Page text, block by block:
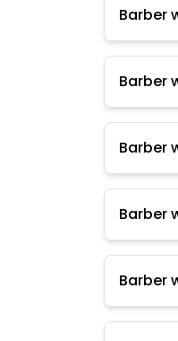
Barber
Barber
Barber
Barber
Barber